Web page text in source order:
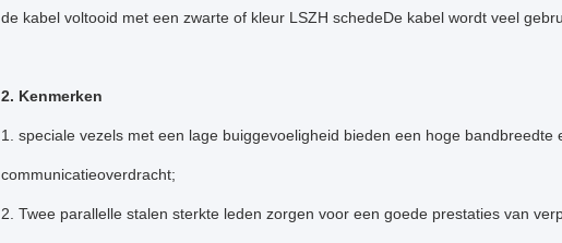
de kabel voltooid met een zwarte of kleur LSZH schedeDe kabel wordt veel
2. Kenmerken
1. speciale vezels met een lage buiggevoeligheid bieden een hoge
communicatieoverdracht;
2. Twee parallelle stalen sterkte leden zorgen voor een goede prestaties van